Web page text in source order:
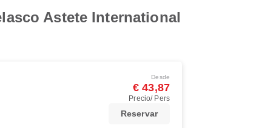
Astete International
Desde
€ 43,87
Precio/ Pers
Reservar